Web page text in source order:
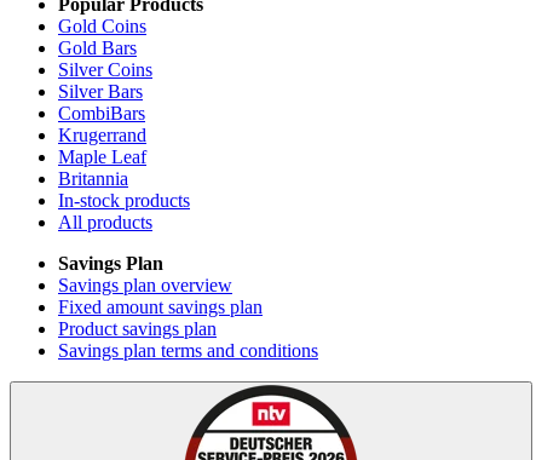
Popular Products
Gold Coins
Gold Bars
Silver Coins
Silver Bars
CombiBars
Krugerrand
Maple Leaf
Britannia
In-stock products
All products
Savings Plan
Savings plan overview
Fixed amount savings plan
Product savings plan
Savings plan terms and conditions